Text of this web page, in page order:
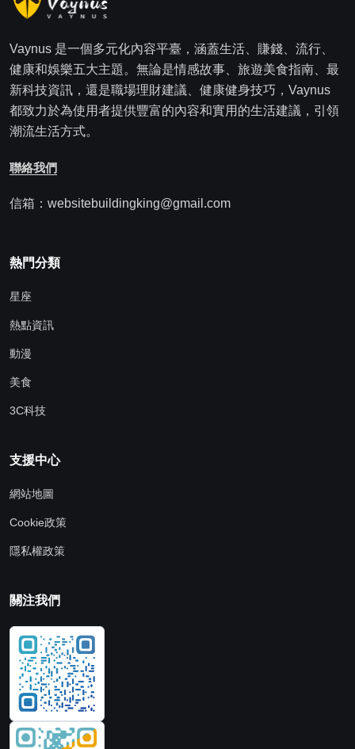
Vaynus 是一個多元化內容平臺，涵蓋生活、賺錢、流行、
健康和娛樂五大主題。無論是情感故事、旅遊美食指南、最
新科技資訊，還是職場理財建議、健康健身技巧，Vaynus
都致力於為使用者提供豐富的內容和實用的生活建議，引領
潮流生活方式。
聯絡我們
信箱：websitebuildingking@gmail.com
熱門分類
星座
熱點資訊
動漫
美食
3C科技
支援中心
網站地圖
Cookie政策
隱私權政策
關注我們